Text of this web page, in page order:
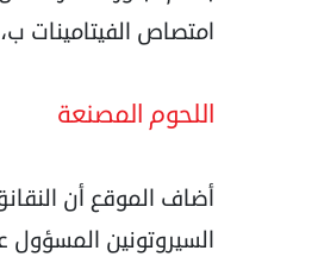
امتصاص الفيتامينات
اللحوم المصنعة
أضاف الموقع أن
السيروتونين المسؤول